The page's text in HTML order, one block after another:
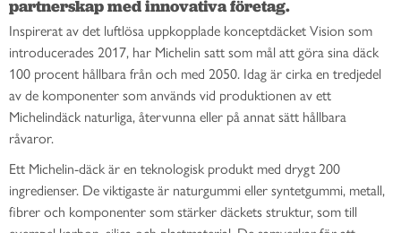
partnerskap med innovativa företag.
Inspirerat av det luftlösa uppkopplade konceptdäcket Vision som
introducerades 2017, har Michelin satt som mål att göra sina däck
100 procent hållbara från och med 2050. Idag är cirka en tredjedel
av de komponenter som används vid produktionen av ett
Michelindäck naturliga, återvunna eller på annat sätt hållbara
råvaror.
Ett Michelin-däck är en teknologisk produkt med drygt 200
ingredienser. De viktigaste är naturgummi eller syntetgummi, metall,
fibrer och komponenter som stärker däckets struktur, som till